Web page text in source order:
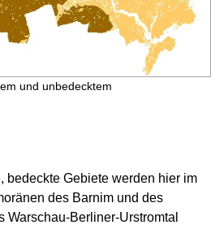
und unbedecktem
bedeckte Gebiete werden hier im
des Barnim und des
Warschau-Berliner-Urstromtal